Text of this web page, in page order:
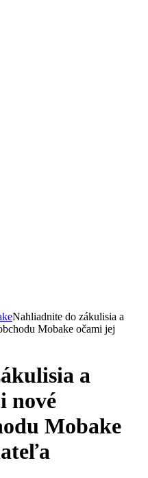
Nahliadnite do zákulisia a
Mobake očami jej
a
nové
Mobake